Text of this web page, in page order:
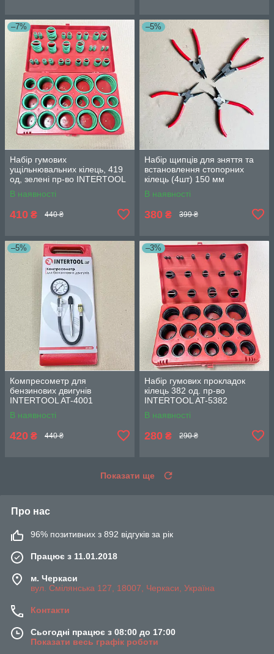
–7%
Набір гумових
ущільнювальних кілець, 419
од, зелені пр-во INTERTOOL
AT-5419
В наявності
410 ₴ 440 ₴
–5%
Набір щипців для зняття та
встановлення стопорних
кілець (4шт) 150 мм
INTERTOOL HT-7001
В наявності
380 ₴ 399 ₴
–5%
Компресометр для
бензинових двигунів
INTERTOOL AT-4001
В наявності
420 ₴ 440 ₴
–3%
Набір гумових прокладок
кілець 382 од. пр-во
INTERTOOL AT-5382
В наявності
280 ₴ 290 ₴
Показати ще
Про нас
96% позитивних з 892 відгуків за рік
Працює з 11.01.2018
м. Черкаси
вул. Смілянська 127, 18007, Черкаси, Україна
Контакти
Сьогодні працює з 08:00 до 17:00
Показати весь графік роботи